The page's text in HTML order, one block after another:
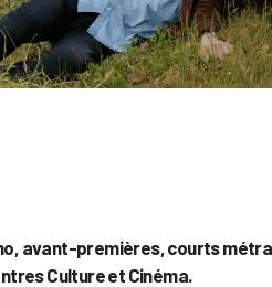
avant-premières, courts
Culture et Cinéma.